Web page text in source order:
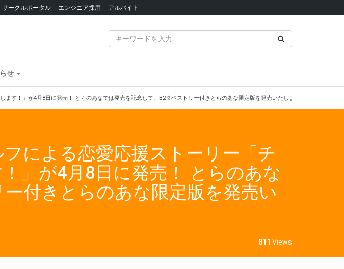
サークルポータル エンジニア採用 アルバイト
せ
す！」が4月8日に発売！ とらのあなでは発売を記念して、B2タペストリー付きとらのあな限定版を発売いたします！
による恋愛応援ストーリー「チ
」が4月8日に発売！ とらのあな
付きとらのあな限定版を発売い
811 Views